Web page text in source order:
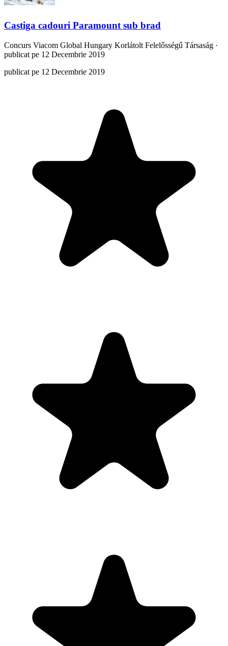
Castiga cadouri Paramount sub brad
Concurs Viacom Global Hungary Korlátolt Felelősségű Társaság ·
publicat pe 12 Decembrie 2019
publicat pe 12 Decembrie 2019